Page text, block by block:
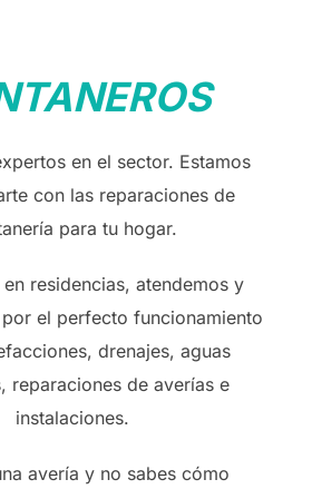
en el sector. Estamos
con las reparaciones de
para tu hogar.
residencias, atendemos y
el perfecto funcionamiento
drenajes, aguas
reparaciones de averías e
instalaciones.
avería y no sabes cómo